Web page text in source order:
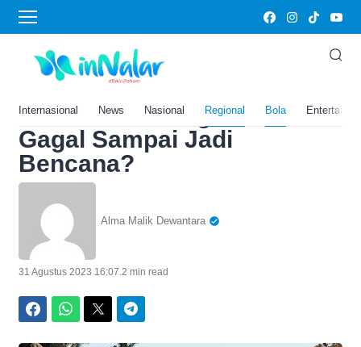
Internasional News Nasional Regional Bola
Home›Bola
Luasnya 1,45 Juta Hektar!
Proyek Lahan Gambut di
Kalimantan Tengah Justru
Gagal Sampai Jadi
Bencana?
Alma Malik Dewantara
31 Agustus 2023 16:07.2 min read